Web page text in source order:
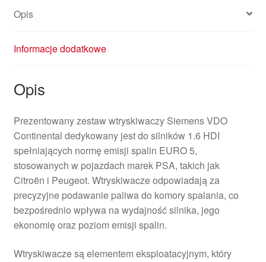
Opis
Informacje dodatkowe
Opis
Prezentowany zestaw wtryskiwaczy Siemens VDO
Continental dedykowany jest do silników 1.6 HDI
spełniających normę emisji spalin EURO 5,
stosowanych w pojazdach marek PSA, takich jak
Citroën i Peugeot. Wtryskiwacze odpowiadają za
precyzyjne podawanie paliwa do komory spalania, co
bezpośrednio wpływa na wydajność silnika, jego
ekonomię oraz poziom emisji spalin.
Wtryskiwacze są elementem eksploatacyjnym, który